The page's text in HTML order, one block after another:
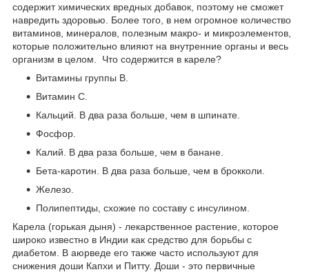
содержит химических вредных добавок, поэтому не сможет
навредить здоровью. Более того, в нем огромное количество
витаминов, минералов, полезным макро- и микроэлементов,
которые положительно влияют на внутренние органы и весь
организм в целом. Что содержится в кареле?
Витамины группы В.
Витамин С.
Кальций. В два раза больше, чем в шпинате.
Фосфор.
Калий. В два раза больше, чем в банане.
Бета-каротин. В два раза больше, чем в брокколи.
Железо.
Полипептиды, схожие по составу с инсулином.
Карела (горькая дыня) - лекарственное растение, которое
широко известно в Индии как средство для борьбы с
диабетом. В аюрведе его также часто используют для
снижения доши Капхи и Питту. Доши - это первичные